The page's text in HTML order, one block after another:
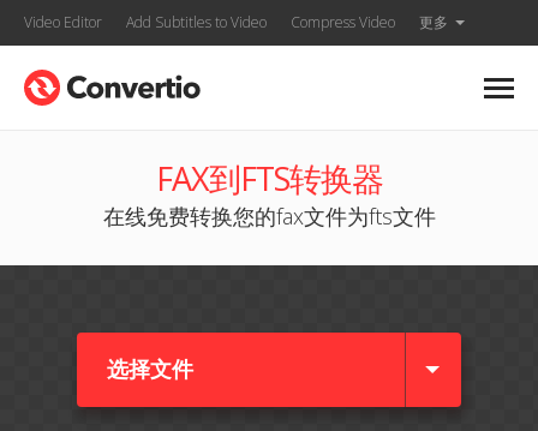
Video Editor Add Subtitles to Video Compress Video 更多
FAX到FTS转换器
在线免费转换您的fax文件为fts文件
选择文件